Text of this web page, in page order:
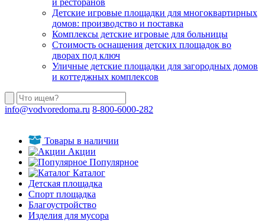
и ресторанов
Детские игровые площадки для многоквартирных
домов: производство и поставка
Комплексы детские игровые для больницы
Стоимость оснащения детских площадок во
дворах под ключ
Уличные детские площадки для загородных домов
и коттеджных комплексов
info@vodvoredoma.ru 8-800-6000-282
Товары в наличии
Акции
Популярное
Каталог
Детская площадка
Спорт площадка
Благоустройство
Изделия для мусора